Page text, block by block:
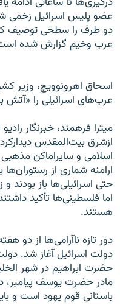
عضو پلیس اسرائیل زخمی
عرب وخیم گزارش شده
اسحاق اهرونوویچ، وزیر
عرب‌های اسرائیلی را «آتش
میترا فرهمند، خبرنگار
ازشرق بیت‌المقدس
اسلامی و سایراماکن
ارامنه شماری از
حتی اسرائیلی‌ها باز بودند
اما فلسطینی‌ها تأکید
هستند.
دور تازه ناآرامی‌ها از
دولت اسرائیل آغاز شد.
حضرت ابراهیم در شهر
مادر حضرت یوسف پیامبر،
باستانی قوم یهود است و